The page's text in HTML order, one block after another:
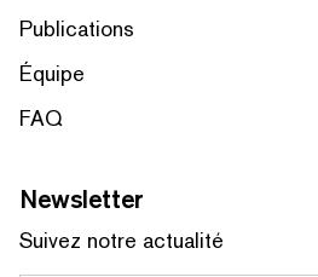
Publications
Équipe
FAQ
Newsletter
Suivez notre actualité